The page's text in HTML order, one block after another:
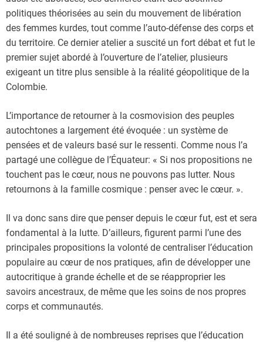
politiques théorisées au sein du mouvement de libération
des femmes kurdes, tout comme l’auto-défense des corps et
du territoire. Ce dernier atelier a suscité un fort débat et fut le
premier sujet abordé à l’ouverture de l’atelier, plusieurs
exigeant un titre plus sensible à la réalité géopolitique de la
Colombie.
L’importance de retourner à la cosmovision des peuples
autochtones a largement été évoquée : un système de
pensées et de valeurs basé sur le ressenti. Comme nous l’a
partagé une collègue de l’Équateur: « Si nos propositions ne
touchent pas le cœur, nous ne pouvons pas lutter. Nous
retournons à la famille cosmique : penser avec le cœur. ».
Il va donc sans dire que penser depuis le cœur fut, est et sera
fondamental à la lutte. D’ailleurs, figurent parmi l’une des
principales propositions la volonté de centraliser l’éducation
populaire au cœur de nos pratiques, afin de développer une
autocritique à grande échelle et de se réapproprier les
savoirs ancestraux, de même que les soins de nos propres
corps et communautés.
Il a été souligné à de nombreuses reprises que l’éducation